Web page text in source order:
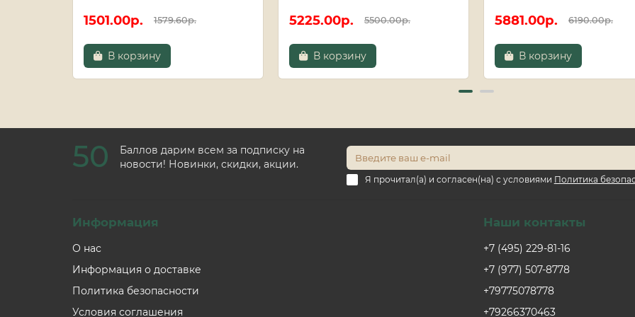
1501.00р. 1579.60р.
В корзину
5225.00р. 5500.00р.
В корзину
5881.00р. 6190.00р.
В корзину
50
Баллов дарим всем за подписку на
новости! Новинки, скидки, акции.
Я прочитал(а) и согласен(на) с условиями Политика
Информация
О нас
Информация о доставке
Политика безопасности
Условия соглашения
Наши контакты
+7 (495) 229-81-16
+7 (977) 507-8778
+79775078778
+79266370463